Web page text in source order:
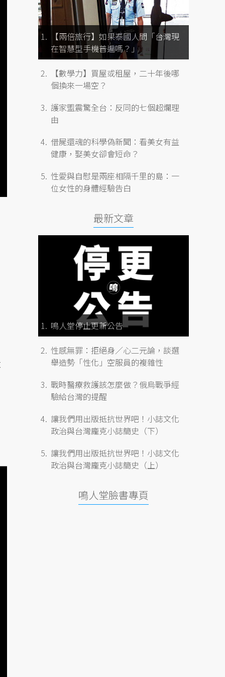
【兩倍旅行】如果泰國人問「台灣現
在智慧型手機普遍嗎？」
【數學力】買屋或租屋，二十年後哪
個換來一場空？
護家盟震驚全台：反同的七個超爛理
由
借屍還魂的科學偽新聞：看美女有益
健康，娶美女卻會短命？
性愛與自慰是兩座相隔千里的島：一
位女性的身體經驗告白
最新文章
鳴人堂停止更新公告
性感無罪：拒絕身／心二元論，談選
舉造勢「性化」空服員的複雜性
戰時醫療救護該怎麼做？俄烏戰爭經
驗給台灣的提醒
讓我們用出版抵抗世界吧！小誌文化
政治與台灣龐克小誌簡史（下）
讓我們用出版抵抗世界吧！小誌文化
政治與台灣龐克小誌簡史（上）
鳴人堂臉書專頁